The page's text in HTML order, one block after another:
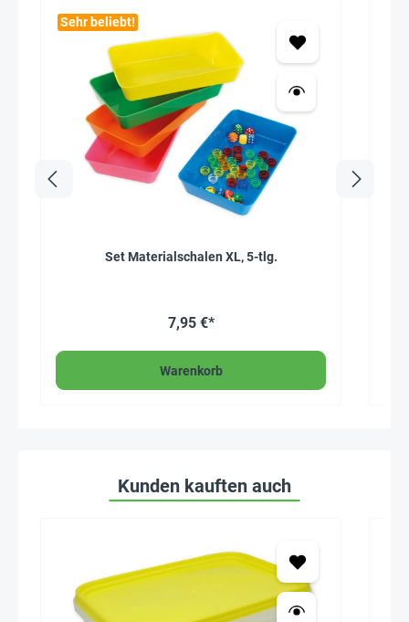
Sehr beliebt!
Set Materialschalen XL, 5-tlg.
7,95 €*
Warenkorb
Kunden kauften auch